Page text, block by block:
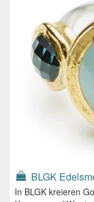
BLGK
In BLGK kreieren